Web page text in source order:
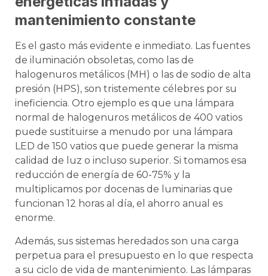
mantenimiento constante
Es el gasto más evidente e inmediato. Las fuentes
de iluminación obsoletas, como las de
halogenuros metálicos (MH) o las de sodio de alta
presión (HPS), son tristemente célebres por su
ineficiencia. Otro ejemplo es que una lámpara
normal de halogenuros metálicos de 400 vatios
puede sustituirse a menudo por una lámpara
LED de 150 vatios que puede generar la misma
calidad de luz o incluso superior. Si tomamos esa
reducción de energía de 60-75% y la
multiplicamos por docenas de luminarias que
funcionan 12 horas al día, el ahorro anual es
enorme.
Además, sus sistemas heredados son una carga
perpetua para el presupuesto en lo que respecta
a su ciclo de vida de mantenimiento. Las lámparas